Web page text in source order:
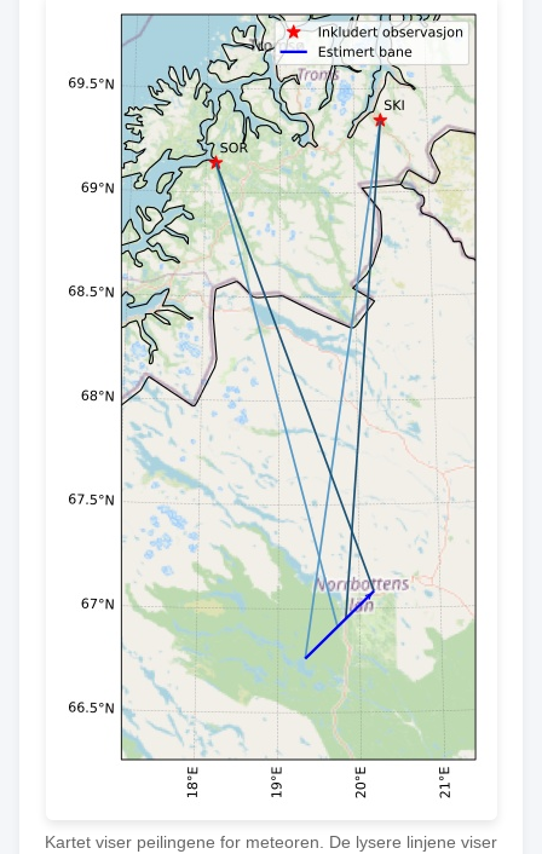
Kartet viser peilingene for meteoren. De lysere linjene viser